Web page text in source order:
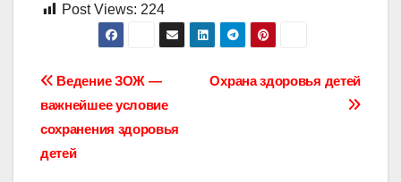
Post Views: 224
Навигация
по
записям
Охрана здоровья детей
Ведение ЗОЖ —
важнейшее условие
сохранения здоровья
детей